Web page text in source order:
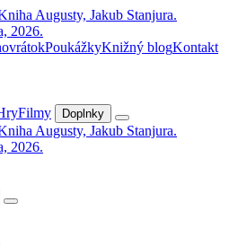
PoukážkyKnižný blogKontakt
Filmy Doplnky